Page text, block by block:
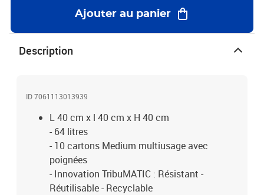
Ajouter au panier
Description
ID 7061113013939
L 40 cm x l 40 cm x H 40 cm
- 64 litres
- 10 cartons Medium multiusage avec
poignées
- Innovation TribuMATIC : Résistant -
Réutilisable - Recyclable